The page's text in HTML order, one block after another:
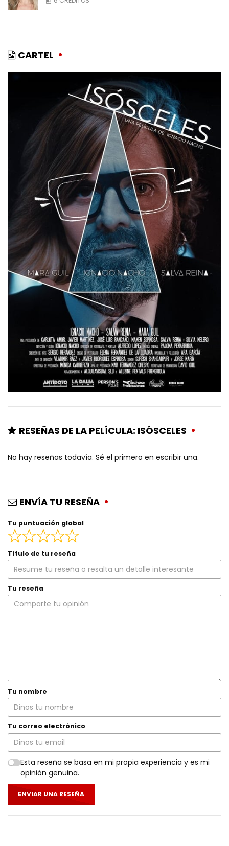
CARTEL
RESEÑAS DE LA PELÍCULA: ISÓSCELES
No hay reseñas todavía. Sé el primero en escribir una.
ENVÍA TU RESEÑA
Tu puntuación global
Título de tu reseña
Tu reseña
Tu nombre
Tu correo electrónico
Esta reseña se basa en mi propia experiencia y es mi
opinión genuina.
ENVIAR UNA RESEÑA